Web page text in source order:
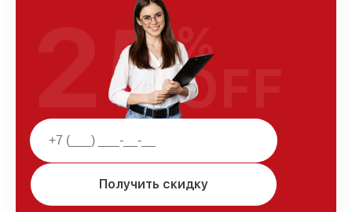
Получить скидку
25%
OFF